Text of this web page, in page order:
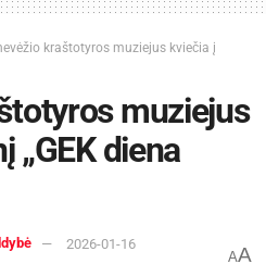
kraštotyros muziejus kviečia į
muziejus
„GEK diena
2026-01-16
AA